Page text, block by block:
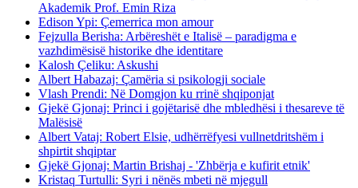
Akademik Prof. Emin Riza
Edison Ypi: Çemerrica mon amour
Fejzulla Berisha: Arbëreshët e Italisë – paradigma e
vazhdimësisë historike dhe identitare
Kalosh Çeliku: Askushi
Albert Habazaj: Çamëria si psikologji sociale
Vlash Prendi: Në Domgjon ku rrinë shqiponjat
Gjekë Gjonaj: Princi i gojëtarisë dhe mbledhësi i thesareve të
Malësisë
Albert Vataj: Robert Elsie, udhërrëfyesi vullnetdritshëm i
shpirtit shqiptar
Gjekë Gjonaj: Martin Brishaj - 'Zhbërja e kufirit etnik'
Kristaq Turtulli: Syri i nënës mbeti në mjegull